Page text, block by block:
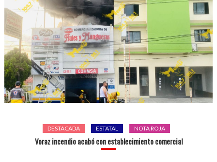
DESTACADA ESTATAL NOTA ROJA
Voraz incendio acabó con establecimiento comercial